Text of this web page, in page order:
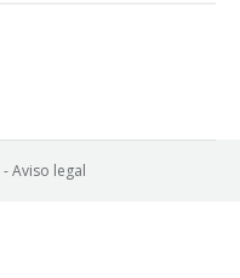
-Aviso legal